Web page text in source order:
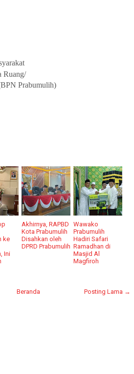
Ruang/
Prabumulih)
ke
Ini
Akhirnya, RAPBD
Kota Prabumulih
Disahkan oleh
DPRD Prabumulih
Wawako
Prabumulih
Hadiri Safari
Ramadhan di
Masjid Al
Magfiroh
Posting Lama →
Beranda